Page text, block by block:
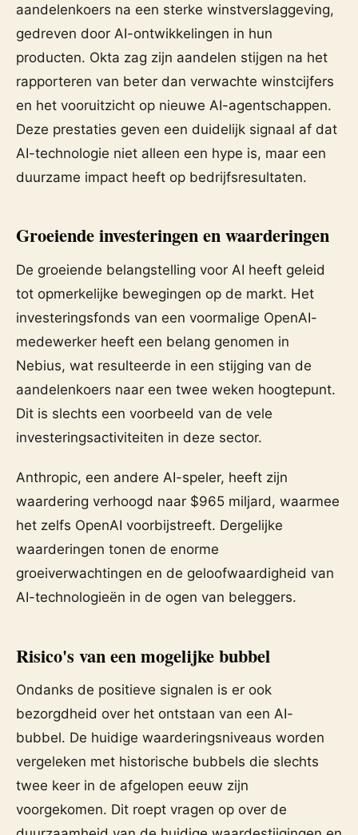
aandelenkoers na een sterke winstverslaggeving,
gedreven door AI-ontwikkelingen in hun
producten. Okta zag zijn aandelen stijgen na het
rapporteren van beter dan verwachte winstcijfers
en het vooruitzicht op nieuwe AI-agentschappen.
Deze prestaties geven een duidelijk signaal af dat
AI-technologie niet alleen een hype is, maar een
duurzame impact heeft op bedrijfsresultaten.
Groeiende investeringen en waarderingen
De groeiende belangstelling voor AI heeft geleid
tot opmerkelijke bewegingen op de markt. Het
investeringsfonds van een voormalige OpenAI-
medewerker heeft een belang genomen in
Nebius, wat resulteerde in een stijging van de
aandelenkoers naar een twee weken hoogtepunt.
Dit is slechts een voorbeeld van de vele
investeringsactiviteiten in deze sector.
Anthropic, een andere AI-speler, heeft zijn
waardering verhoogd naar $965 miljard, waarmee
het zelfs OpenAI voorbijstreeft. Dergelijke
waarderingen tonen de enorme
groeiverwachtingen en de geloofwaardigheid van
AI-technologieën in de ogen van beleggers.
Risico's van een mogelijke bubbel
Ondanks de positieve signalen is er ook
bezorgdheid over het ontstaan van een AI-
bubbel. De huidige waarderingsniveaus worden
vergeleken met historische bubbels die slechts
twee keer in de afgelopen eeuw zijn
voorgekomen. Dit roept vragen op over de